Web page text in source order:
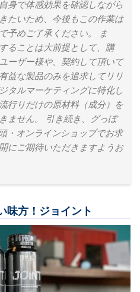
身で体感効果を確認しながら
たいため、今後もこの作業は
予めご了承ください。 ま
ることは大前提として、購
ーザー様や、契約して頂いて
益な製品のみを追求してリリ
タルマーケティングに特化し
行りだけの原材料（成分）を
ません。 引き続き、グっぼ
・オンラインショップでお求
にご期待いただきますようお
味方！ジョイント